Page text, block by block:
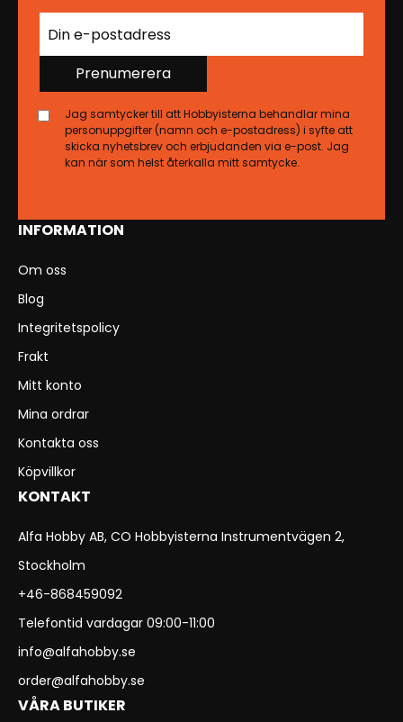
INFORMATION
Om oss
Blog
Integritetspolicy
Frakt
Mitt konto
Mina ordrar
Kontakta oss
Köpvillkor
KONTAKT
Alfa Hobby AB, CO Hobbyisterna Instrumentvägen 2,
Stockholm
+46-868459092
Telefontid vardagar 09:00-11:00
info@alfahobby.se
order@alfahobby.se
VÅRA BUTIKER
Prenumerera
Jag samtycker till att Hobbyisterna behandlar mina
personuppgifter (namn och e-postadress) i syfte att
skicka nyhetsbrev och erbjudanden via e-post. Jag
kan när som helst återkalla mitt samtycke.